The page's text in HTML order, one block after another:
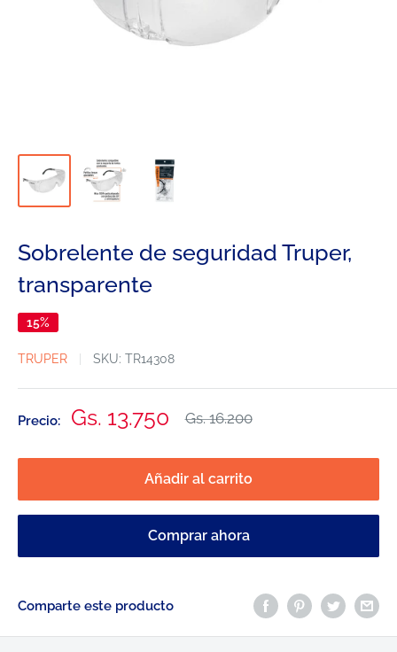
Sobrelente de seguridad Truper,
transparente
15%
TRUPER SKU: TR14308
Precio:
Precio
venta
Gs. 13.750
Precio
Gs. 16.200
Añadir al carrito
Comprar ahora
Comparte este producto